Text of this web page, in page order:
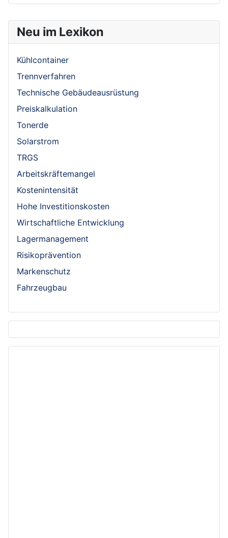
Neu im Lexikon
Kühlcontainer
Trennverfahren
Technische Gebäudeausrüstung
Preiskalkulation
Tonerde
Solarstrom
TRGS
Arbeitskräftemangel
Kostenintensität
Hohe Investitionskosten
Wirtschaftliche Entwicklung
Lagermanagement
Risikoprävention
Markenschutz
Fahrzeugbau